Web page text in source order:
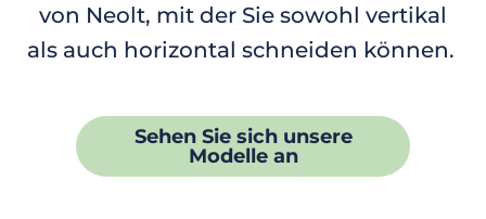
von Neolt, mit der Sie sowohl vertikal
als auch horizontal schneiden können.
Sehen Sie sich unsere
Modelle an